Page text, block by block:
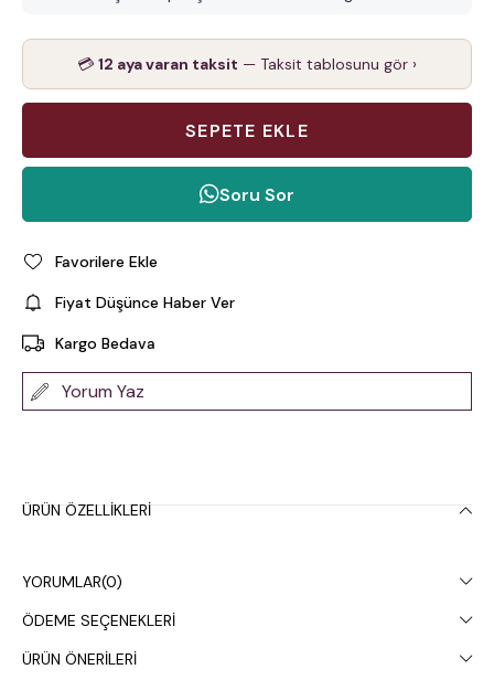
💳 12 aya varan taksit — Taksit tablosunu gör ›
Soru Sor
Favorilere Ekle
Fiyat Düşünce Haber Ver
Kargo Bedava
Yorum Yaz
ÜRÜN ÖZELLIKLERI
YORUMLAR(0)
ÖDEME SEÇENEKLERI
ÜRÜN ÖNERILERI